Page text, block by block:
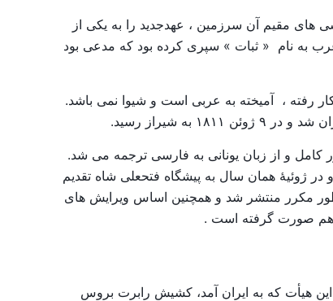
در میان انگلیسی های مقیم آن سرزمین ، عهدجدید را به یکی از
به نام « ثبات » سپری کرده بود که مدعی بود
رفته ، آمیخته به عربی است و شیوا نمی باشد.
رسید.
کامل و از زبان یونانی به فارسی ترجمه می شد.
جسمی مارتین روز به روز بدتر می شد، ترجمه عهدجدید در ۲۴ فوریه ۱۸۱۲ تکمیل گردید و در ژوئیۀ همان سال به پیشگاه فتحعلی شاه تقدیم
مکرر منتشر شد و همچنین اساس ویرایش های
صورت گرفته است .
این هیأت که به ایران آمد، کشیش رابرت بروس